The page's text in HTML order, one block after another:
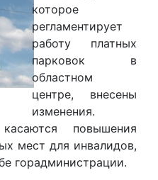
которое
регламентирует
работу платных
парковок в
областном
центре, внесены
изменения.
повышения
мест для инвалидов,
горадминистрации.